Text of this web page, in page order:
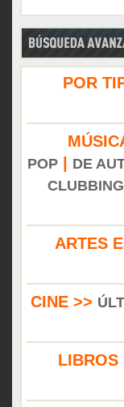
POR
POP| DE
CLUBBING
ARTES
CINE >>
LIBROS